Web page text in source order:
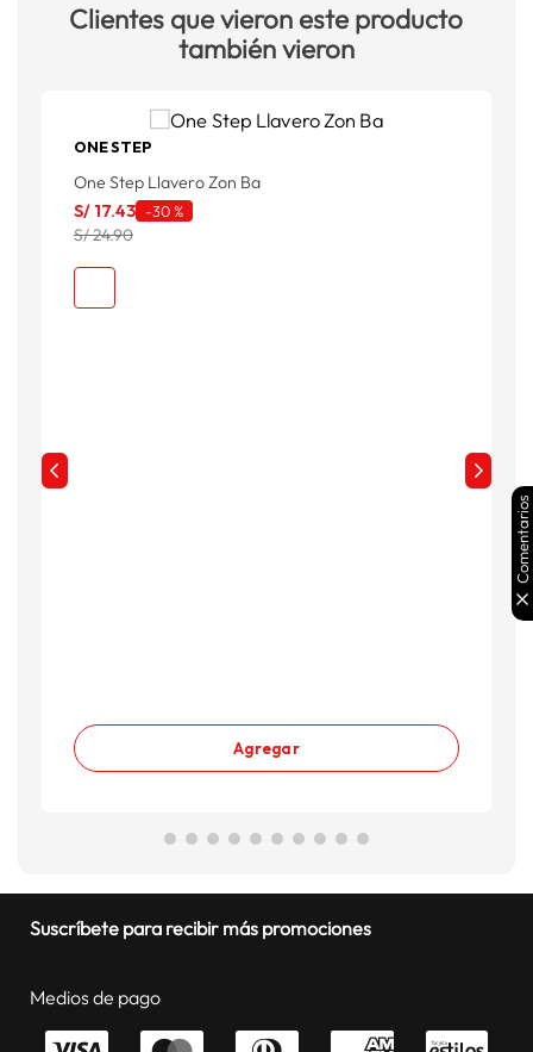
Clientes que vieron este producto
también vieron
ONE STEP
One Step Llavero Zon Ba
S/ 17.43 -30 %
S/ 24.90
Agregar
Suscríbete para recibir más promociones
Medios de pago
Comentarios